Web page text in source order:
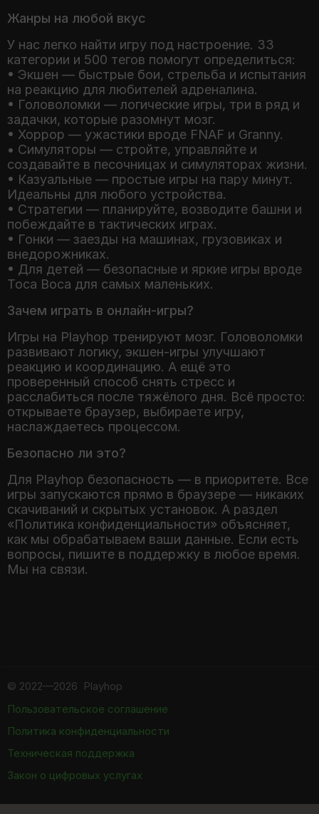
Жанры на любой вкус
У нас легко найти игру под настроение. 33
категории и 500 тегов помогут определиться:
• Экшен — быстрые бои, стрельба и испытания
на реакцию для любителей адреналина.
• Головоломки — логические игры, три в ряд и
задачки, которые разомнут мозг.
• Хоррор — ужастики вроде FNAF и Granny.
• Симуляторы — стройте, управляйте и
создавайте в песочницах и симуляторах жизни.
• Казуальные — простые игры на пару минут.
Идеальны для любого устройства.
• Стратегии — планируйте, возводите башни и
побеждайте в тактических играх.
• Гонки — заезды на машинах, грузовиках и
внедорожниках.
• Для детей — безопасные и яркие игры вроде
Toca Boca для самых маленьких.
Зачем играть в онлайн-игры?
Игры на Playhop тренируют мозг. Головоломки
развивают логику, экшен-игры улучшают
реакцию и координацию. А ещё это
проверенный способ снять стресс и
расслабиться после тяжёлого дня. Всё просто:
открываете браузер, выбираете игру,
Безопасно ли это?
Для Playhop безопасность — в приоритете. Все
игры запускаются прямо в браузере — никаких
скачиваний и скрытых установок. А раздел
«Политика конфиденциальности» объясняет,
как мы обрабатываем ваши данные. Если есть
вопросы, пишите в поддержку в любое время.
Мы на связи.
© 2022—2026 Playhop
Пользовательское соглашение
Политика конфиденциальности
Техническая поддержка
Закон о цифровых услугах